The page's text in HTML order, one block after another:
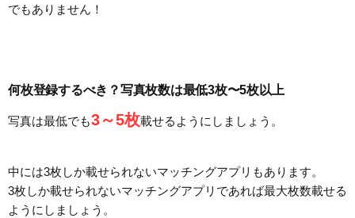
でもありません！
何枚登録するべき？写真枚数は最低3枚〜5枚以上
写真は最低でも3～5枚載せるようにしましょう。
中には3枚しか載せられないマッチングアプリもあります。
3枚しか載せられないマッチングアプリであれば最大枚数載せる
ようにしましょう。